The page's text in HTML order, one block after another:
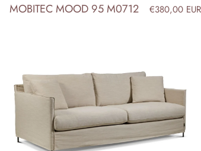
MOBITEC MOOD 95 M0712 €380,00 EUR